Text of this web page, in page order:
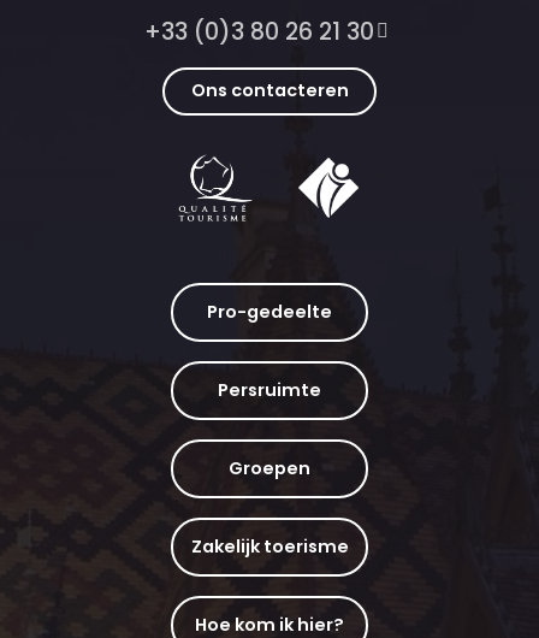
+33 (0)3 80 26 21 30
Ons contacteren
Pro-gedeelte
Persruimte
Groepen
Zakelijk toerisme
Hoe kom ik hier?